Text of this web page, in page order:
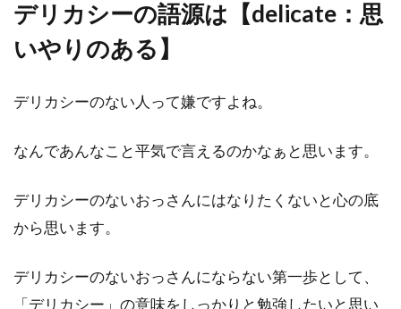
デリカシーの語源は【delicate：思
いやりのある】
デリカシーのない人って嫌ですよね。
なんであんなこと平気で言えるのかなぁと思います。
デリカシーのないおっさんにはなりたくないと心の底
から思います。
デリカシーのないおっさんにならない第一歩として、
「デリカシー」の意味をしっかりと勉強したいと思い